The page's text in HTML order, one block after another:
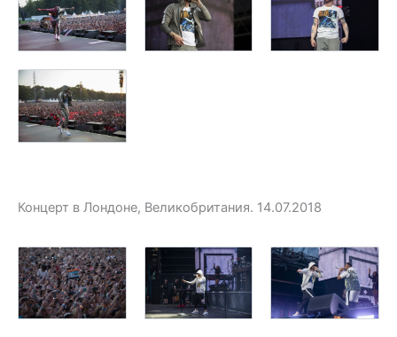
Концерт в Лондоне, Великобритания. 14.07.2018